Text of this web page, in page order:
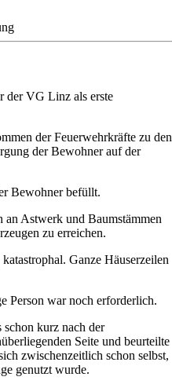
der VG Linz als erste
der Feuerwehrkräfte zu den
der Bewohner auf der
Bewohner befüllt.
Astwerk und Baumstämmen
zu erreichen.
Ganze Häuserzeilen
Person war noch erforderlich.
kurz nach der
Seite und beurteilte
zwischenzeitlich schon selbst,
genutzt wurde.